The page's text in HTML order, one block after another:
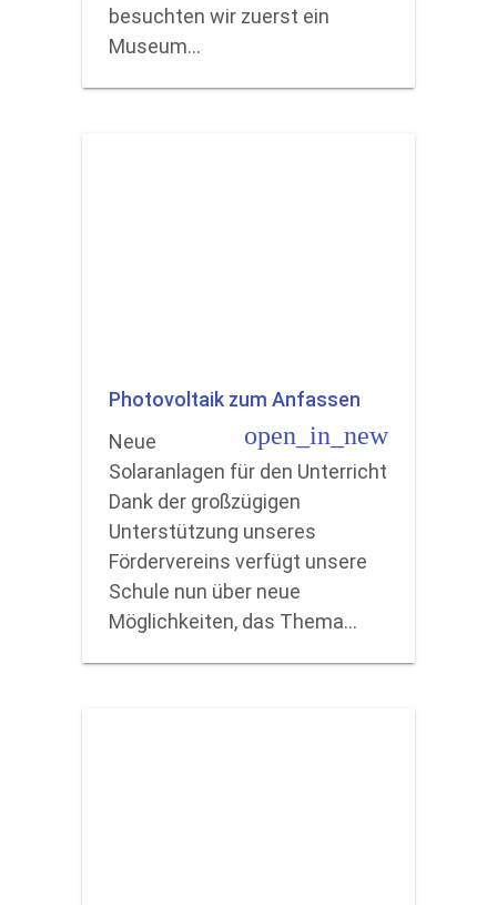
besuchten wir zuerst ein
Museum…
Photovoltaik zum Anfassen
open_in_new
Neue
Solaranlagen für den Unterricht
Dank der großzügigen
Unterstützung unseres
Fördervereins verfügt unsere
Schule nun über neue
Möglichkeiten, das Thema…